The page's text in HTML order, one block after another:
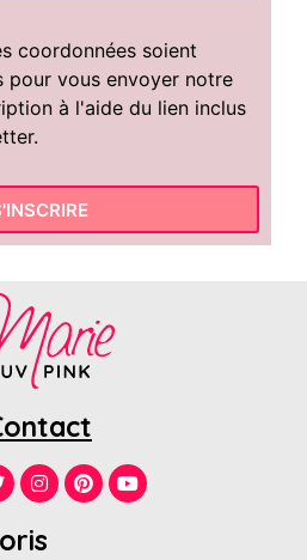
coordonnées soient
pour vous envoyer notre
à l'aide du lien inclus